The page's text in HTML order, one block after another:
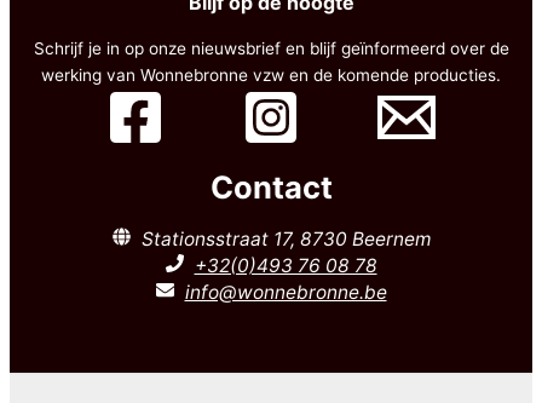
Schrijf je in op onze nieuwsbrief en blijf geïnformeerd over de
werking van Wonnebronne vzw en de komende producties.
Contact
Stationsstraat 17, 8730 Beernem
+32(0)493 76 08 78
info@wonnebronne.be